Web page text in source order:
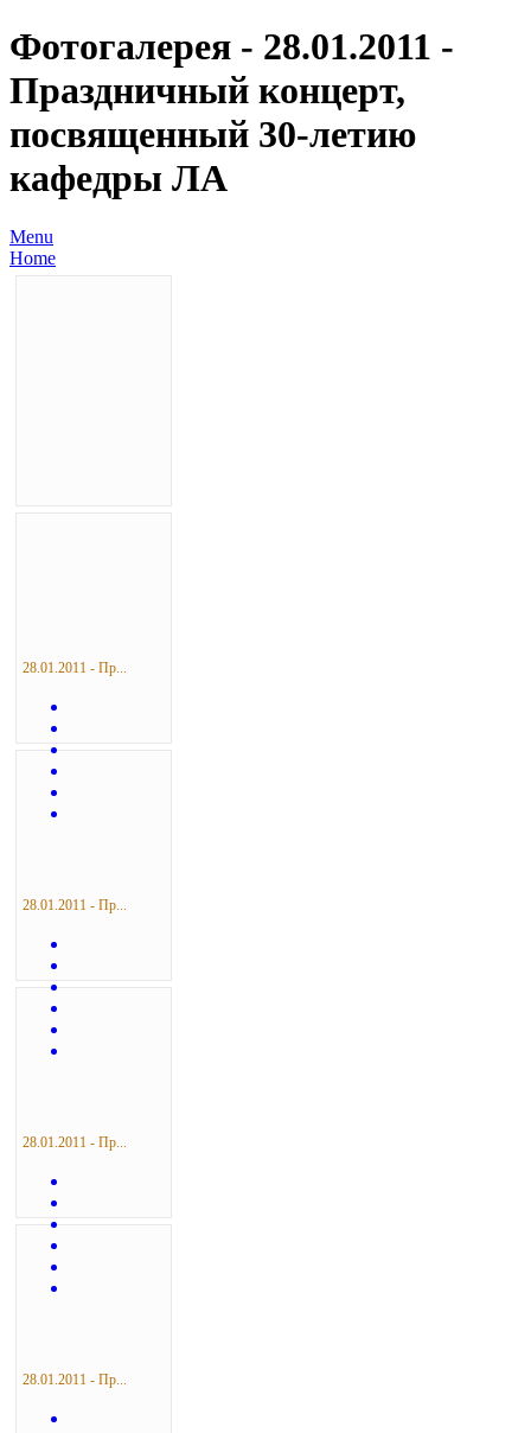
Фотогалерея - 28.01.2011 -
Праздничный концерт,
посвященный 30-летию
кафедры ЛА
Menu
Home
28.01.2011 - Пр...
28.01.2011 - Пр...
28.01.2011 - Пр...
28.01.2011 - Пр...